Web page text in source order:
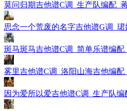
莫问归期吉他谱C调_生产队编配_
思念一个荒废的名字吉他谱G调_
斑马斑马吉他谱C调_简单乐谱编配
雾里吉他谱C调_洛阳山海吉他编配
因为爱所以爱吉他谱C调_生产队编